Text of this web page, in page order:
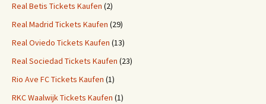
Real Betis Tickets Kaufen (2)
Real Madrid Tickets Kaufen (29)
Real Oviedo Tickets Kaufen (13)
Real Sociedad Tickets Kaufen (23)
Rio Ave FC Tickets Kaufen (1)
RKC Waalwijk Tickets Kaufen (1)